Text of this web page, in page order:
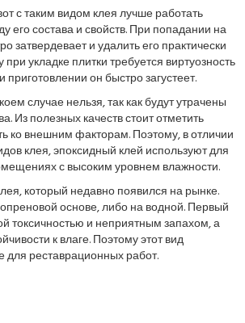
с таким видом клея лучше работать
его состава и свойств. При попадании на
затвердевает и удалить его практически
укладке плитки требуется виртуозность
приготовлении он быстро загустеет.
случае нельзя, так как будут утрачены
Из полезных качеств стоит отметить
ко внешним факторам. Поэтому, в отличии
клея, эпоксидный клей используют для
с высоким уровнем влажности.
который недавно появился на рынке.
основе, либо на водной. Первый
токсичностью и неприятным запахом, а
к влаге. Поэтому этот вид
для реставрационных работ.